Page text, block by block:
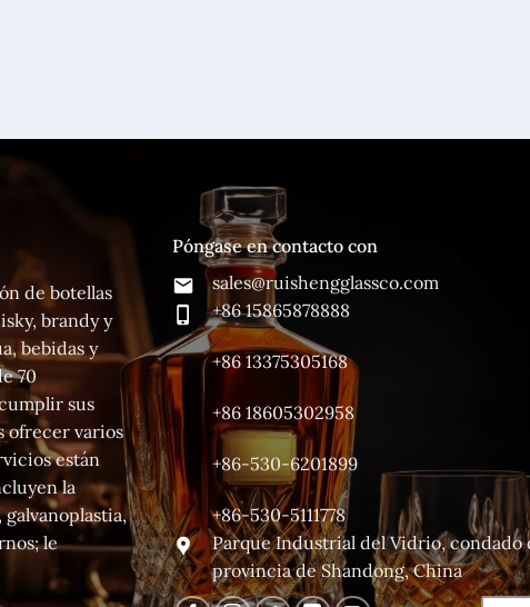
de botellas
brandy y
bebidas y
70
sus
ofrecer varios
están
la
le
Póngase en contacto con
sales@ruishengglassco.com
+86 15865878888
+86 13375305168
+86 18605302958
+86-530-6201899
+86-530-5111778
Parque Industrial del Vidrio, condado
provincia de Shandong, China